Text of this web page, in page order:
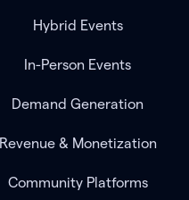
Hybrid Events
In-Person Events
Demand Generation
Revenue & Monetization
Community Platforms